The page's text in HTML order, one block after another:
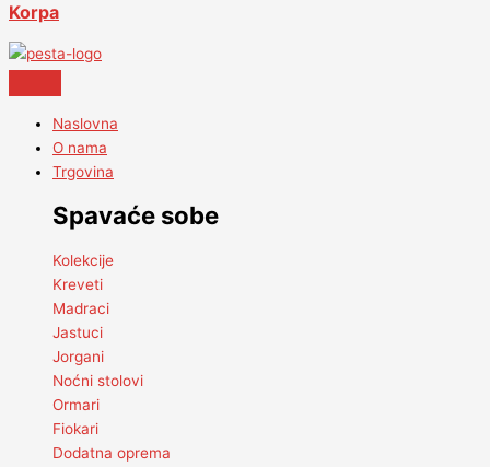
Korpa
Naslovna
O nama
Trgovina
Spavaće sobe
Kolekcije
Kreveti
Madraci
Jastuci
Jorgani
Noćni stolovi
Ormari
Fiokari
Dodatna oprema